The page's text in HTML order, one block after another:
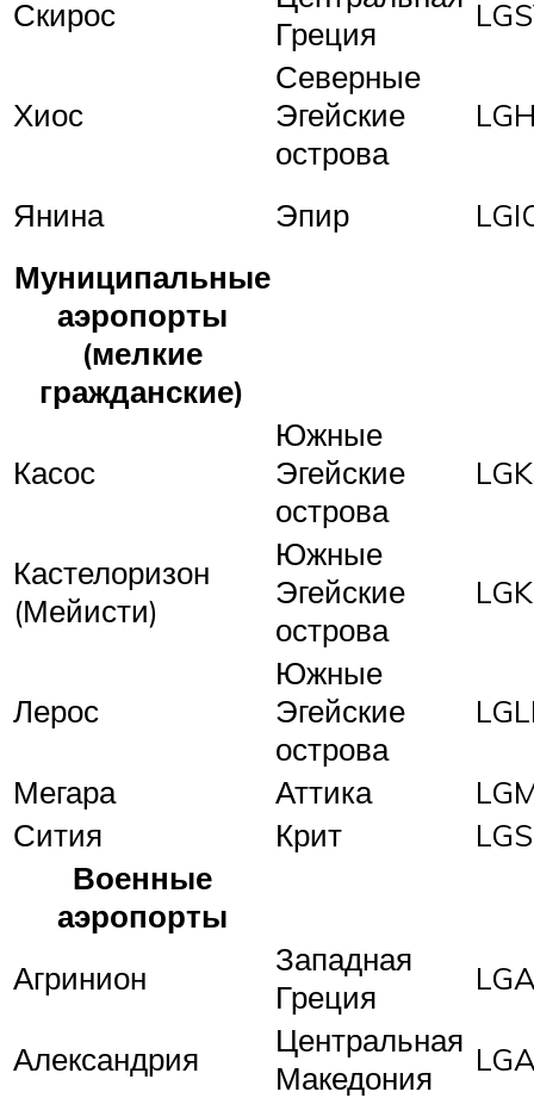
Скирос
Греция
Хиос
Северные
Эгейские
острова
Янина Эпир
Муниципальные
аэропорты
(мелкие
гражданские)
Касос
Южные
Эгейские
острова
Кастелоризон
(Мейисти)
Южные
Эгейские
острова
Лерос
Южные
Эгейские
острова
Мегара Аттика
Сития
Крит
Военные
аэропорты
Агринион
Западная
Греция
Александрия
Центральная
Македония